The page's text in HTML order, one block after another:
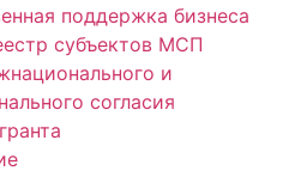
поддержка бизнеса
субъектов МСП
и
согласия